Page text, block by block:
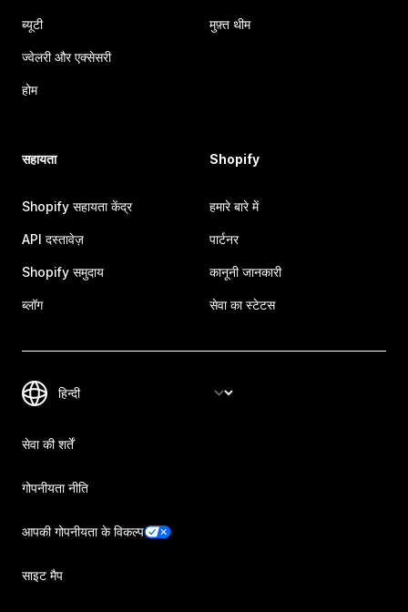
ब्यूटी
ज्वेलरी और एक्सेसरी
होम
मुफ़्त थीम
सहायता
Shopify सहायता केंद्र
API दस्तावेज़
Shopify समुदाय
ब्लॉग
Shopify
हमारे बारे में
पार्टनर
कानूनी जानकारी
सेवा का स्टेटस
सेवा की शर्तें
गोपनीयता नीति
आपकी गोपनीयता के विकल्प
साइट मैप